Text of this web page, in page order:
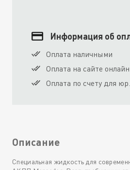
Информация об
Оплата наличными
Оплата на сайте онлайн
Оплата по счету для
Описание
Специальная жидкость для